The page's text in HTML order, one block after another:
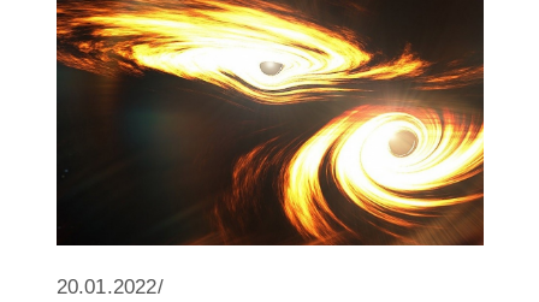
20.01.2022/